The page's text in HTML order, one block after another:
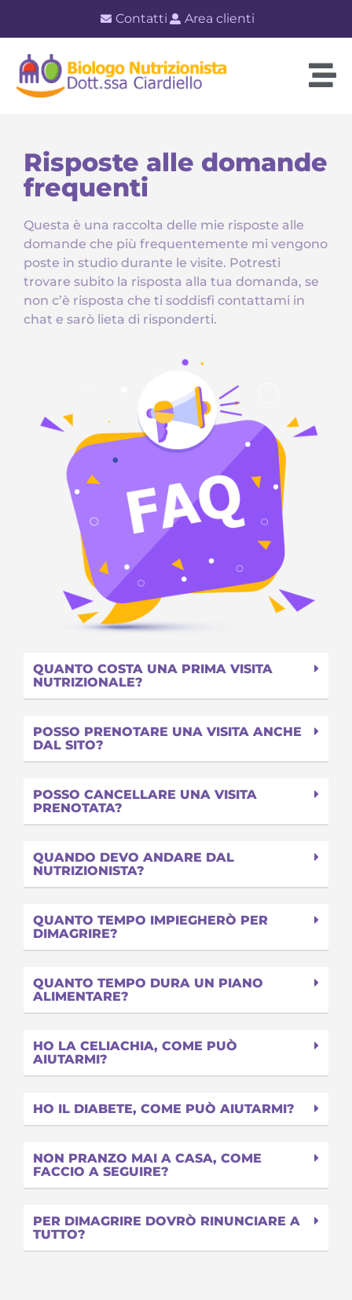
Contatti Area clienti
Risposte alle domande
frequenti
Questa è una raccolta delle mie risposte alle
domande che più frequentemente mi vengono
poste in studio durante le visite. Potresti
trovare subito la risposta alla tua domanda, se
non c’è risposta che ti soddisfi contattami in
chat e sarò lieta di risponderti.
QUANTO COSTA UNA PRIMA VISITA
NUTRIZIONALE?
POSSO PRENOTARE UNA VISITA ANCHE
DAL SITO?
POSSO CANCELLARE UNA VISITA
PRENOTATA?
QUANDO DEVO ANDARE DAL
NUTRIZIONISTA?
QUANTO TEMPO IMPIEGHERÒ PER
DIMAGRIRE?
QUANTO TEMPO DURA UN PIANO
ALIMENTARE?
HO LA CELIACHIA, COME PUÒ
AIUTARMI?
HO IL DIABETE, COME PUÒ AIUTARMI?
NON PRANZO MAI A CASA, COME
FACCIO A SEGUIRE?
PER DIMAGRIRE DOVRÒ RINUNCIARE A
TUTTO?